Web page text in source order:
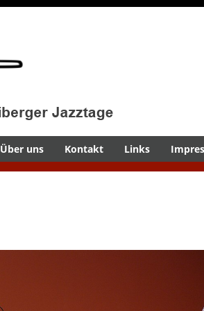
Über uns Kontakt Links